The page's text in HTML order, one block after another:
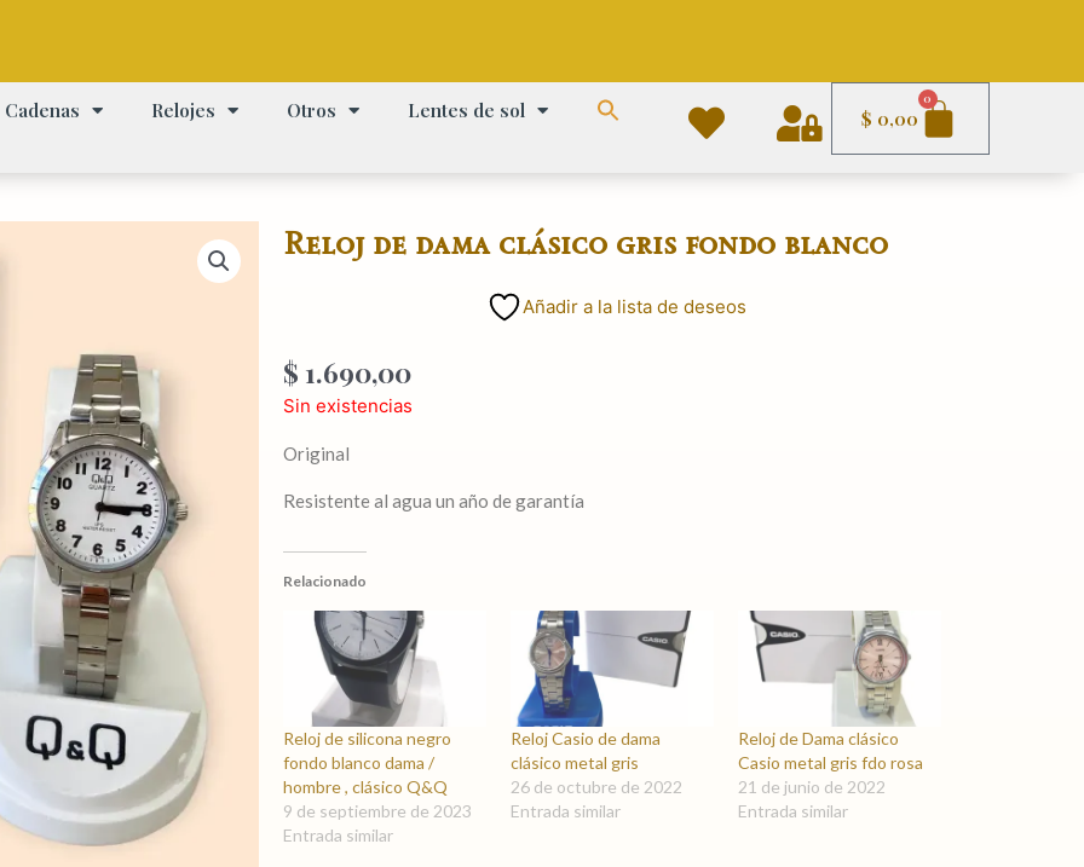
Cadenas Relojes Otros Lentes de sol $ 0,00
0
Carrito
Reloj de dama clásico gris fondo blanco
Añadir a la lista de deseos
$ 1.690,00
Sin existencias
Original
Resistente al agua un año de garantía
Relacionado
Reloj de silicona negro
fondo blanco dama /
hombre , clásico Q&Q
9 de septiembre de 2023
Entrada similar
Reloj Casio de dama
clásico metal gris
26 de octubre de 2022
Entrada similar
Reloj de Dama clásico
Casio metal gris fdo rosa
21 de junio de 2022
Entrada similar